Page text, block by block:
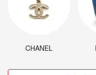
CHANEL